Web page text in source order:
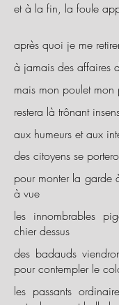
mais mon poulet mon
à jamais des affaires
et à la fin, la foule
après quoi je me
les passants
pour monter la garde
à vue
les innombrables
chier dessus
des citoyens se
des badauds
pour contempler le
aux humeurs et aux
restera là trônant